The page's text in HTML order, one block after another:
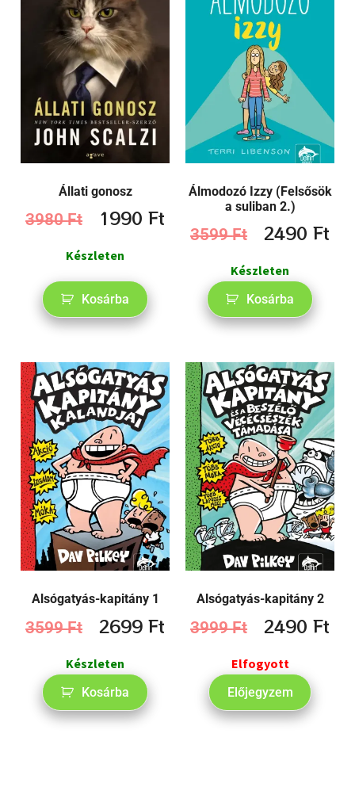
Állati gonosz
3980Ft 1990 Ft
Készleten
Kosárba
Álmodozó Izzy (Felsősök
a suliban 2.)
3599Ft 2490 Ft
Készleten
Kosárba
Alsógatyás-kapitány 1
3599Ft 2699 Ft
Készleten
Kosárba
Alsógatyás-kapitány 2
3999Ft 2490 Ft
Elfogyott
Előjegyzem